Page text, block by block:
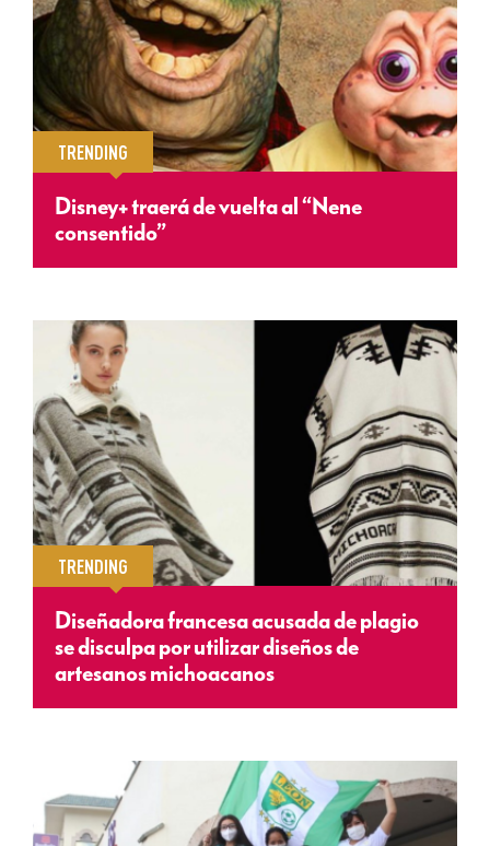
TRENDING
Disney+ traerá de vuelta al “Nene
consentido”
TRENDING
Diseñadora francesa acusada de plagio
se disculpa por utilizar diseños de
artesanos michoacanos